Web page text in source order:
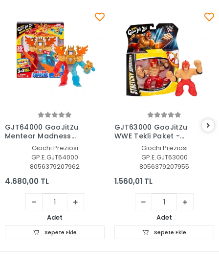
GJT64000 GooJitZu
Menteor Madness
Gootron Supreme -
Giochi Preziosi
GP.E.GJT64000
8056379207962
4.680,00 TL
Adet
Sepete Ekle
GJT63000 GooJitZu
WWE Tekli Paket -
Giochi Preziosi
GP.E.GJT63000
8056379207955
1.560,01 TL
Adet
Sepete Ekle